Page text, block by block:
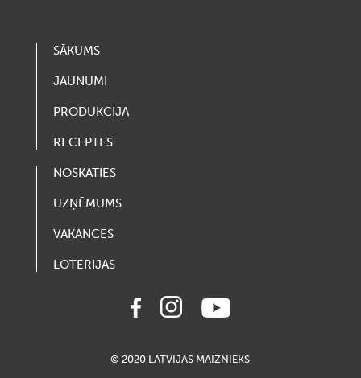
SĀKUMS
JAUNUMI
PRODUKCIJA
RECEPTES
NOSKATIES
UZŅĒMUMS
VAKANCES
LOTERIJAS
© 2020 LATVIJAS MAIZNIEKS